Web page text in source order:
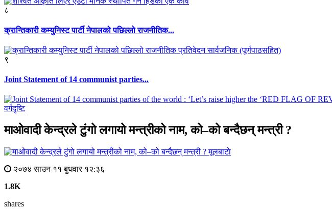
८
क्रान्तिकारी कम्युनिस्ट पार्टी नेपालको पछिल्लो राजनीतिक...
९
Joint Statement of 14 communist parties...
वर्गदृष्टि
माओवादी केन्द्रले टुंगो लगायो मन्त्रीको नाम, को–को बन्दैछन् मन्त्री ?
मूलबाटाे
२०७४ साउन ११ बुधवार १२:३६
1.8K
shares